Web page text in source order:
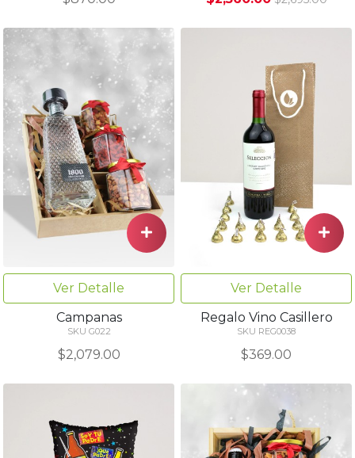
Ver Detalle
Campanas
SKU G022
$2,079.00
Ver Detalle
Regalo Vino Casillero
SKU REG0038
$369.00